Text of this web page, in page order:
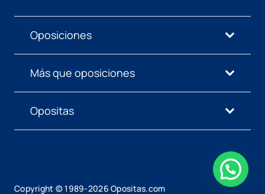
Oposiciones
Más que oposiciones
Opositas
Copyright © 1989-2026 Opositas.com